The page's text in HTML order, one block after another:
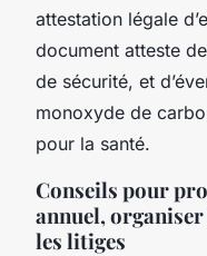
attestation légale
document atteste
de sécurité, et
monoxyde de
pour la santé.
Conseils pour
annuel,
les litiges